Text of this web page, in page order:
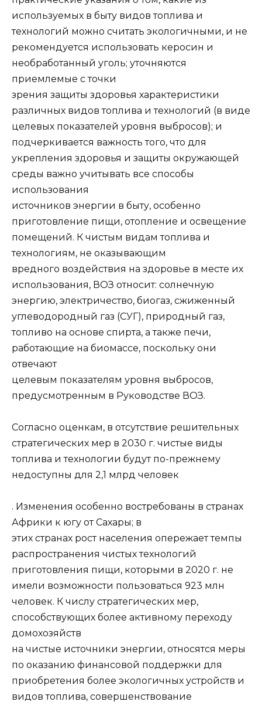
используемых в быту видов топлива и
технологий можно считать экологичными, и не
рекомендуется использовать керосин и
необработанный уголь; уточняются
приемлемые с точки
зрения защиты здоровья характеристики
различных видов топлива и технологий (в виде
целевых показателей уровня выбросов); и
подчеркивается важность того, что для
укрепления здоровья и защиты окружающей
среды важно учитывать все способы
использования
источников энергии в быту, особенно
приготовление пищи, отопление и освещение
помещений. К чистым видам топлива и
технологиям, не оказывающим
вредного воздействия на здоровье в месте их
использования, ВОЗ относит: солнечную
энергию, электричество, биогаз, сжиженный
углеводородный газ (СУГ), природный газ,
топливо на основе спирта, а также печи,
работающие на биомассе, поскольку они
отвечают
целевым показателям уровня выбросов,
предусмотренным в Руководстве ВОЗ.
Согласно оценкам, в отсутствие решительных
стратегических мер в 2030 г. чистые виды
топлива и технологии будут по-прежнему
недоступны для 2,1 млрд человек
. Изменения особенно востребованы в странах
Африки к югу от Сахары; в
этих странах рост населения опережает темпы
распространения чистых технологий
приготовления пищи, которыми в 2020 г. не
имели возможности пользоваться 923 млн
человек. К числу стратегических мер,
способствующих более активному переходу
домохозяйств
на чистые источники энергии, относятся меры
по оказанию финансовой поддержки для
приобретения более экологичных устройств и
видов топлива, совершенствование